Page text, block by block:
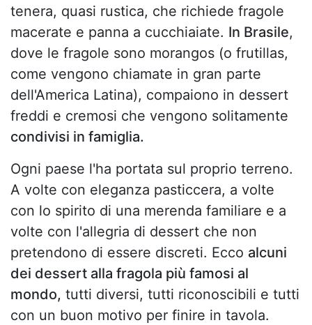
tenera, quasi rustica, che richiede fragole
macerate e panna a cucchiaiate. In Brasile,
dove le fragole sono morangos (o frutillas,
come vengono chiamate in gran parte
dell'America Latina), compaiono in dessert
freddi e cremosi che vengono solitamente
condivisi in famiglia.
Ogni paese l'ha portata sul proprio terreno.
A volte con eleganza pasticcera, a volte
con lo spirito di una merenda familiare e a
volte con l'allegria di dessert che non
pretendono di essere discreti. Ecco alcuni
dei dessert alla fragola più famosi al
mondo, tutti diversi, tutti riconoscibili e tutti
con un buon motivo per finire in tavola.